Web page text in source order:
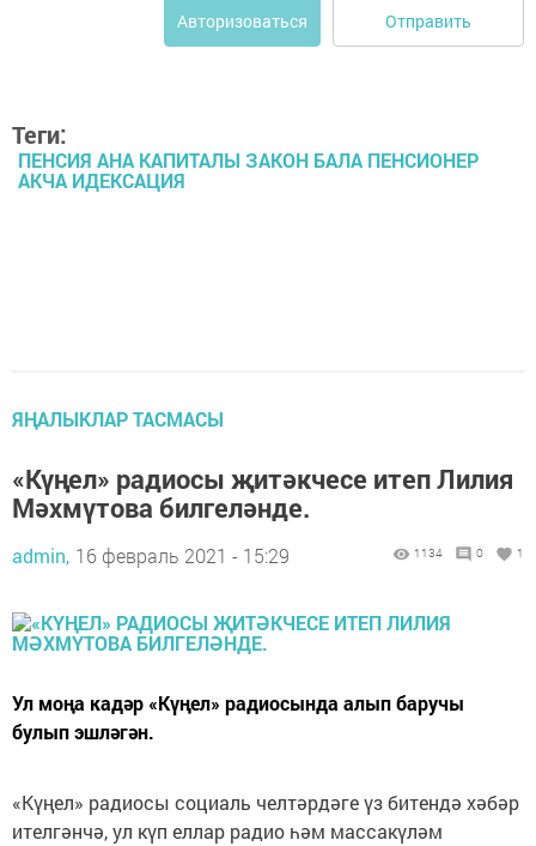
Авторизоваться Отправить
Теги:
ПЕНСИЯ АНА КАПИТАЛЫ ЗАКОН БАЛА ПЕНСИОНЕР
АКЧА ИДЕКСАЦИЯ
ЯҢАЛЫКЛАР ТАСМАСЫ
«Күңел» радиосы җитәкчесе итеп Лилия
Мәхмүтова билгеләнде.
admin, 16 февраль 2021 - 15:29 1134 0 1
Ул моңа кадәр «Күңел» радиосында алып баручы
булып эшләгән.
«Күңел» радиосы социаль челтәрдәге үз битендә хәбәр
ителгәнчә, ул күп еллар радио һәм массакүләм